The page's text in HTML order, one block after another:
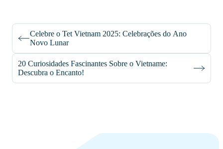
Celebre o Tet Vietnam 2025: Celebrações do Ano
Novo Lunar
20 Curiosidades Fascinantes Sobre o Vietname:
Descubra o Encanto!